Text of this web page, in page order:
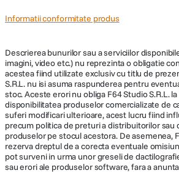
Informatii conformitate produs
Descrierea bunurilor sau a serviciilor
imagini, video etc.) nu reprezinta o obligatie
acestea fiind utilizate exclusiv cu titlu de
S.R.L. nu isi asuma raspunderea pentru
stoc. Aceste erori nu obliga F64 Studio S.R.L.
disponibilitatea produselor comercializate de
suferi modificari ulterioare, acest lucru fiind
precum politica de preturi a distribuitorilor sau
produselor pe stocul acestora. De asemenea,
rezerva dreptul de a corecta eventuale
pot surveni in urma unor greseli de
sau erori ale produselor software, fara a